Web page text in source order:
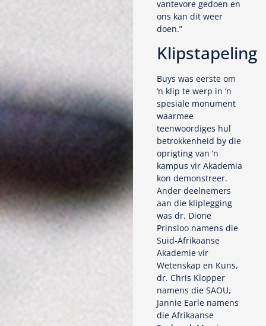
vantevore gedoen en
ons kan dit weer
doen.”
Klipstapeling
Buys was eerste om
‘n klip te werp in ‘n
spesiale monument
waarmee
teenwoordiges hul
betrokkenheid by die
oprigting van ‘n
kampus vir Akademia
kon demonstreer.
Ander deelnemers
aan die kliplegging
was dr. Dione
Prinsloo namens die
Suid-Afrikaanse
Akademie vir
Wetenskap en Kuns,
dr. Chris Klopper
namens die SAOU,
Jannie Earle namens
die Afrikaanse